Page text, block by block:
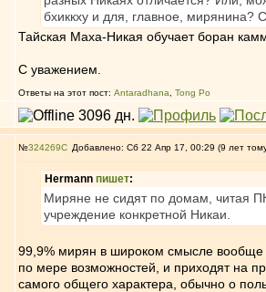
бхиккху и для, главное, мирянина?
Тайская Маха-Никая обучает боран
С уважением.
Ответы на этот пост: Antaradhana Tong Po
№324269 Добавлено: Сб 22 Апр 17, 00:29 (9 лет
Hermann пишет:
Миряне не сидят по домам, читая
учреждение конкретной Никаи.
99,9% мирян в широком смысле вообще
по мере возможностей, и приходят на
самого общего характера, обычно о